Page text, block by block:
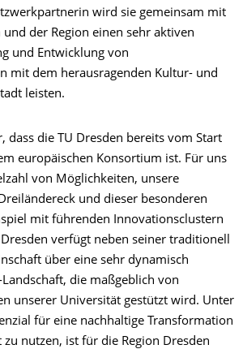
wird sie gemeinsam mit
der Region einen sehr aktiven
und Entwicklung von
mit dem herausragenden Kultur- und
leisten.
dass die TU Dresden bereits vom Start
europäischen Konsortium ist. Für uns
von Möglichkeiten, unsere
und dieser besonderen
mit führenden Innovationsclustern
verfügt neben seiner traditionell
über eine sehr dynamisch
die maßgeblich von
unserer Universität gestützt wird. Unter
für eine nachhaltige Transformation
zu nutzen, ist für die Region Dresden